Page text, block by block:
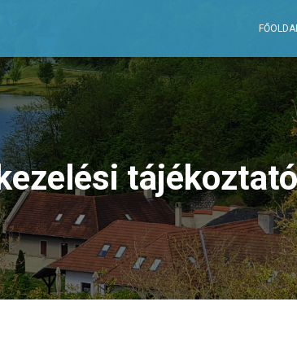
tájékoztató